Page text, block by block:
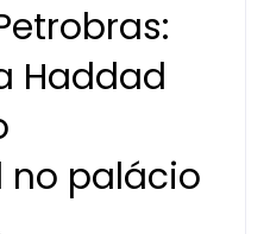
Haddad
no palácio